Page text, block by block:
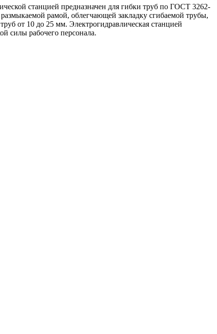
станцией предназначен для гибки труб по ГОСТ 3262-
рамой, облегчающей закладку сгибаемой трубы,
от 10 до 25 мм. Электрогидравлическая станцией
силы рабочего персонала.